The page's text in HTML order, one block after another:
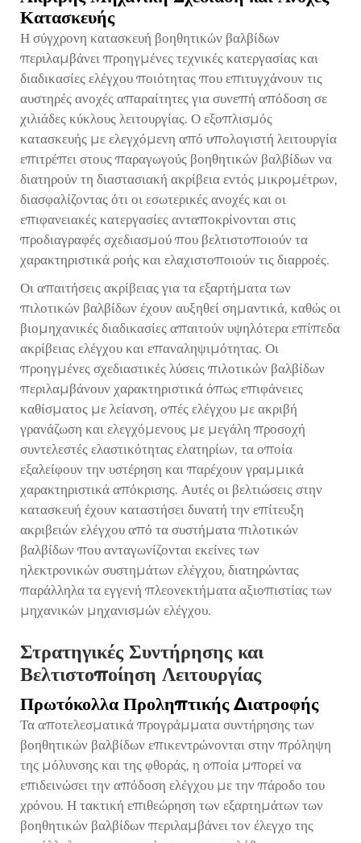
Κατασκευής
Η σύγχρονη κατασκευή βοηθητικών βαλβίδων
περιλαμβάνει προηγμένες τεχνικές κατεργασίας και
διαδικασίες ελέγχου ποιότητας που επιτυγχάνουν τις
αυστηρές ανοχές απαραίτητες για συνεπή απόδοση σε
χιλιάδες κύκλους λειτουργίας. Ο εξοπλισμός
κατασκευής με ελεγχόμενη από υπολογιστή λειτουργία
επιτρέπει στους παραγωγούς βοηθητικών βαλβίδων να
διατηρούν τη διαστασιακή ακρίβεια εντός μικρομέτρων,
διασφαλίζοντας ότι οι εσωτερικές ανοχές και οι
επιφανειακές κατεργασίες ανταποκρίνονται στις
προδιαγραφές σχεδιασμού που βελτιστοποιούν τα
χαρακτηριστικά ροής και ελαχιστοποιούν τις διαρροές.
Οι απαιτήσεις ακρίβειας για τα εξαρτήματα των
πιλοτικών βαλβίδων έχουν αυξηθεί σημαντικά, καθώς οι
βιομηχανικές διαδικασίες απαιτούν υψηλότερα επίπεδα
ακρίβειας ελέγχου και επαναληψιμότητας. Οι
προηγμένες σχεδιαστικές λύσεις πιλοτικών βαλβίδων
περιλαμβάνουν χαρακτηριστικά όπως επιφάνειες
καθίσματος με λείανση, οπές ελέγχου με ακριβή
γρανάζωση και ελεγχόμενους με μεγάλη προσοχή
συντελεστές ελαστικότητας ελατηρίων, τα οποία
εξαλείφουν την υστέρηση και παρέχουν γραμμικά
χαρακτηριστικά απόκρισης. Αυτές οι βελτιώσεις στην
κατασκευή έχουν καταστήσει δυνατή την επίτευξη
ακριβειών ελέγχου από τα συστήματα πιλοτικών
βαλβίδων που ανταγωνίζονται εκείνες των
ηλεκτρονικών συστημάτων ελέγχου, διατηρώντας
παράλληλα τα εγγενή πλεονεκτήματα αξιοπιστίας των
μηχανικών μηχανισμών ελέγχου.
Στρατηγικές Συντήρησης και
Βελτιστοποίηση Λειτουργίας
Πρωτόκολλα Προληπτικής Διατροφής
Τα αποτελεσματικά προγράμματα συντήρησης των
βοηθητικών βαλβίδων επικεντρώνονται στην πρόληψη
της μόλυνσης και της φθοράς, η οποία μπορεί να
επιδεινώσει την απόδοση ελέγχου με την πάροδο του
χρόνου. Η τακτική επιθεώρηση των εξαρτημάτων των
βοηθητικών βαλβίδων περιλαμβάνει τον έλεγχο της